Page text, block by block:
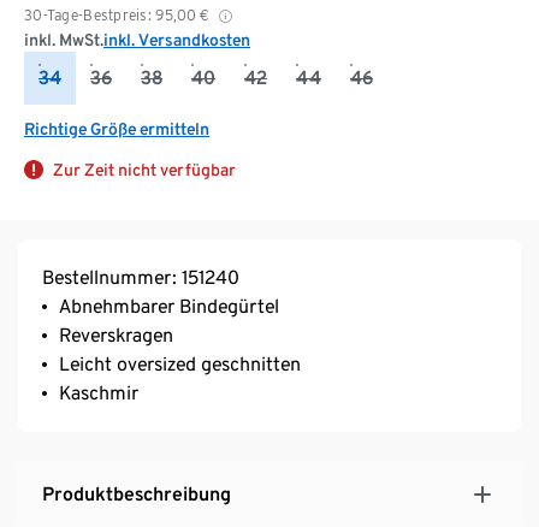
30-Tage-Bestpreis: 95,00 €
inkl. MwSt.inkl. Versandkosten
34 36 38 40 42 44 46
Richtige Größe ermitteln
Zur Zeit nicht verfügbar
Bestellnummer: 151240
Abnehmbarer Bindegürtel
Reverskragen
Leicht oversized geschnitten
Kaschmir
Produktbeschreibung